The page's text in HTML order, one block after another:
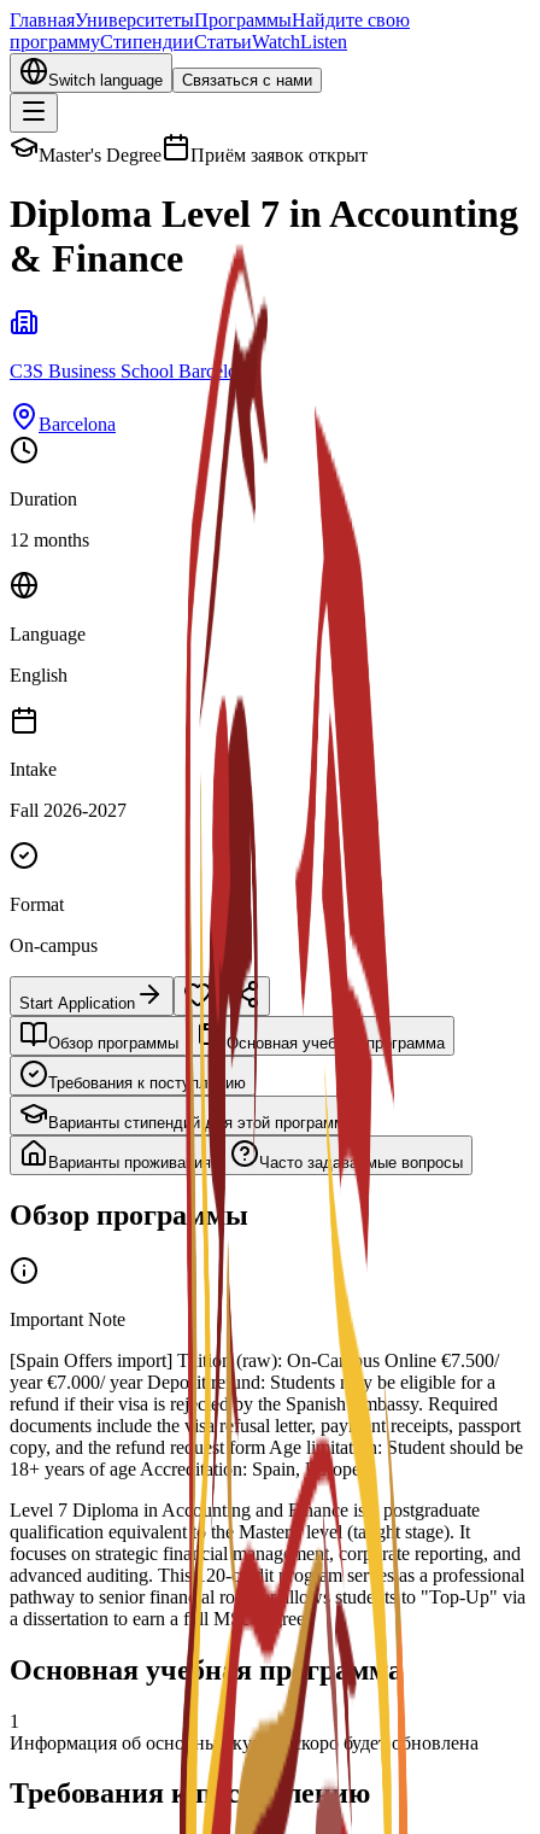
ГлавнаяУниверситетыПрограммыНайдите свою
программуСтипендииСтатьиWatchListen
Switch language Связаться с нами
Master's Degree Приём заявок открыт
Diploma Level 7 in Accounting
& Finance
C3S Business School Barcelona
Barcelona
Duration
12 months
Language
English
Intake
Fall 2026-2027
Format
On-campus
Start Application
Обзор программы Основная учебная программа
Требования к поступлению
Варианты стипендий для этой программы
Варианты проживания Часто задаваемые вопросы
Обзор программы
Important Note
[Spain Offers import] Tuition (raw): On-Campus Online €7.500/
year €7.000/ year Deposit refund: Students may be eligible for a
refund if their visa is rejected by the Spanish Embassy. Required
documents include the visa refusal letter, payment receipts, passport
copy, and the refund request form Age limitation: Student should be
18+ years of age Accreditation: Spain, Europe
Level 7 Diploma in Accounting and Finance is a postgraduate
qualification equivalent to the Master's level (taught stage). It
focuses on strategic financial management, corporate reporting, and
advanced auditing. This 120-credit program serves as a professional
pathway to senior financial roles or allows students to "Top-Up" via
a dissertation to earn a full MSc degree.
Основная учебная программа
1
Информация об основных курсах скоро будет обновлена
Требования к поступлению